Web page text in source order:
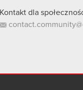
Kontakt dla